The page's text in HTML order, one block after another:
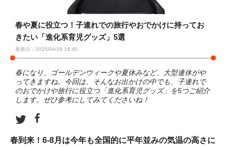
春や夏に役立つ！子連れでの旅行やおでかけに持ってお
きたい「進化系育児グッズ」5選
更新日：2025/04/28 18:40
春になり、ゴールデンウィークや夏休みなど、大型連休がや
ってきますね。今回は、そんなお出かけの中でも、子連れで
のおでかけや旅行に役立つ「進化系育児グッズ」を5つご紹介
します。ぜひ参考にしてみてくださいね！
春到来！6-8月は今年も全国的に平年並みの気温の高さに